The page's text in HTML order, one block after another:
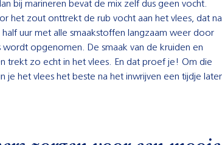
bij marineren bevat de mix zelf dus geen vocht.
het zout onttrekt de rub vocht aan het vlees, dat na
half uur met alle smaakstoffen langzaam weer door
wordt opgenomen. De smaak van de kruiden en
trekt zo echt in het vlees. En dat proef je! Om die
je het vlees het beste na het inwrijven een tijdje